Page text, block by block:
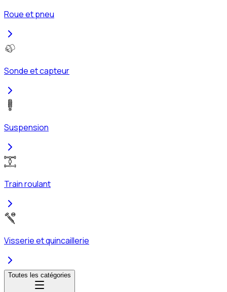
Roue et pneu
Sonde et capteur
Suspension
Train roulant
Visserie et quincaillerie
Toutes les catégories